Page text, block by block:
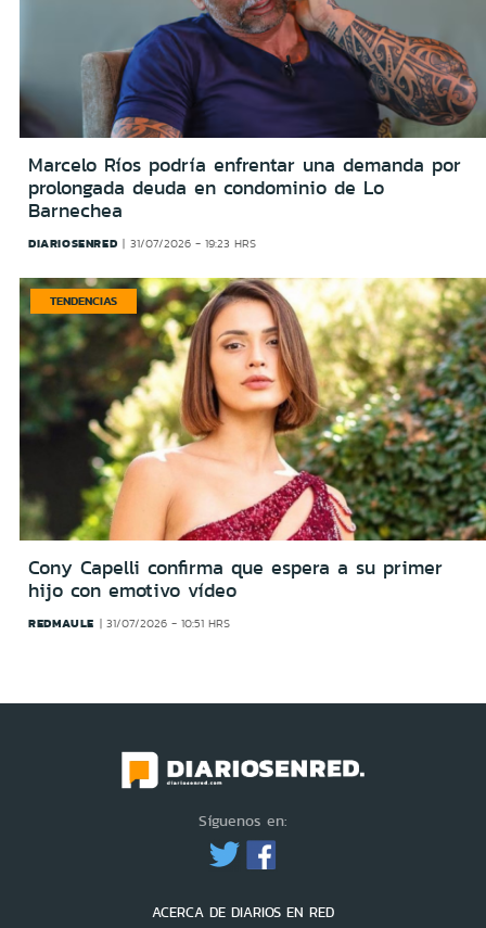
Marcelo Ríos podría enfrentar una demanda por
prolongada deuda en condominio de Lo
Barnechea
DIARIOSENRED 31/07/2026 - 19:23 HRS
TENDENCIAS
Cony Capelli confirma que espera a su primer
hijo con emotivo vídeo
REDMAULE 31/07/2026 - 10:51 HRS
Síguenos en:
ACERCA DE DIARIOS EN RED